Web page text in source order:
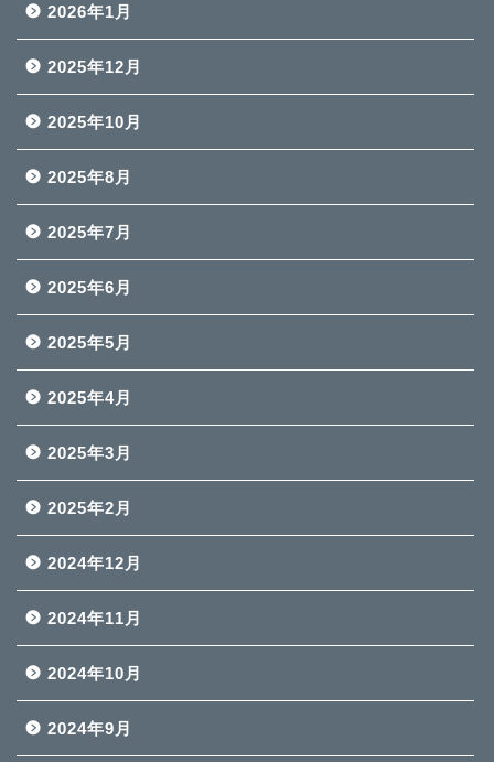
2026年1月
2025年12月
2025年10月
2025年8月
2025年7月
2025年6月
2025年5月
2025年4月
2025年3月
2025年2月
2024年12月
2024年11月
2024年10月
2024年9月